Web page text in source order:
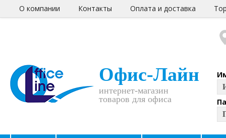
О компании Контакты Оплата и доставка
Офис-Лайн
интернет-магазин
товаров для офиса